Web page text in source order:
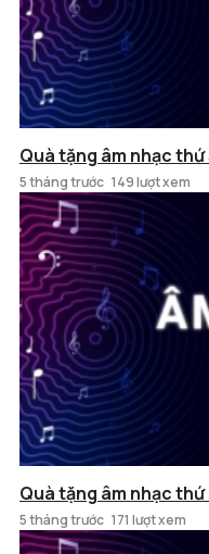
Quà tặng âm nhạc
5 tháng trước 149 lượt xem
Quà tặng âm nhạc
5 tháng trước 171 lượt xem